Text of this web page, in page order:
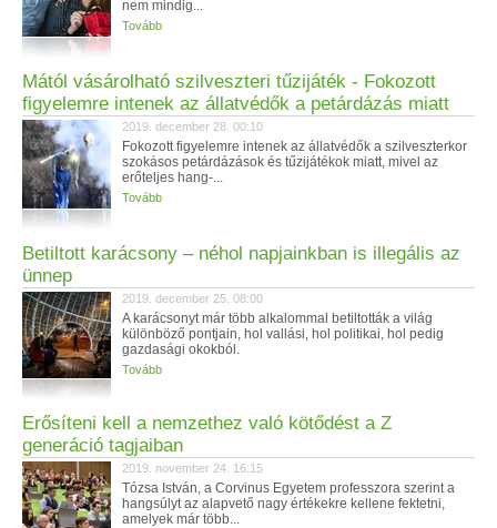
nem mindig...
Tovább
Mától vásárolható szilveszteri tűzijáték - Fokozott
figyelemre intenek az állatvédők a petárdázás miatt
2019. december 28. 00:10
Fokozott figyelemre intenek az állatvédők a szilveszterkor
szokásos petárdázások és tűzijátékok miatt, mivel az
erőteljes hang-...
Tovább
Betiltott karácsony – néhol napjainkban is illegális az
ünnep
2019. december 25. 08:00
A karácsonyt már több alkalommal betiltották a világ
különböző pontjain, hol vallási, hol politikai, hol pedig
gazdasági okokból.
Tovább
Erősíteni kell a nemzethez való kötődést a Z
generáció tagjaiban
2019. november 24. 16:15
Tózsa István, a Corvinus Egyetem professzora szerint a
hangsúlyt az alapvető nagy értékekre kellene fektetni,
amelyek már több...